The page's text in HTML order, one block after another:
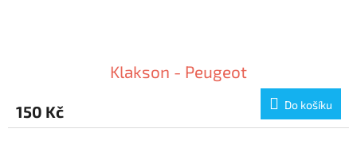
Klakson - Peugeot
150 Kč Do košíku